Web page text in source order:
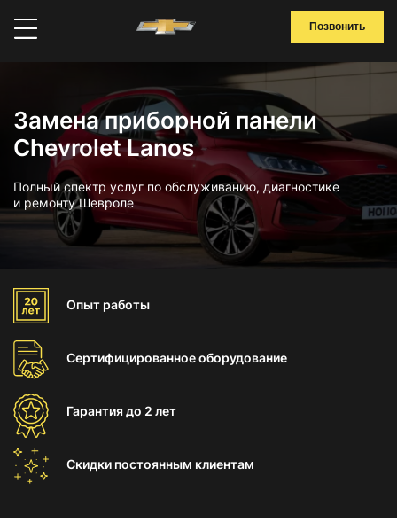
Позвонить
Замена приборной панели
Chevrolet Lanos
Полный спектр услуг по обслуживанию, диагностике
и ремонту Шевроле
Опыт работы
Сертифицированноеоборудование
Гарантиядо 2 лет
Скидки постоянным клиентам